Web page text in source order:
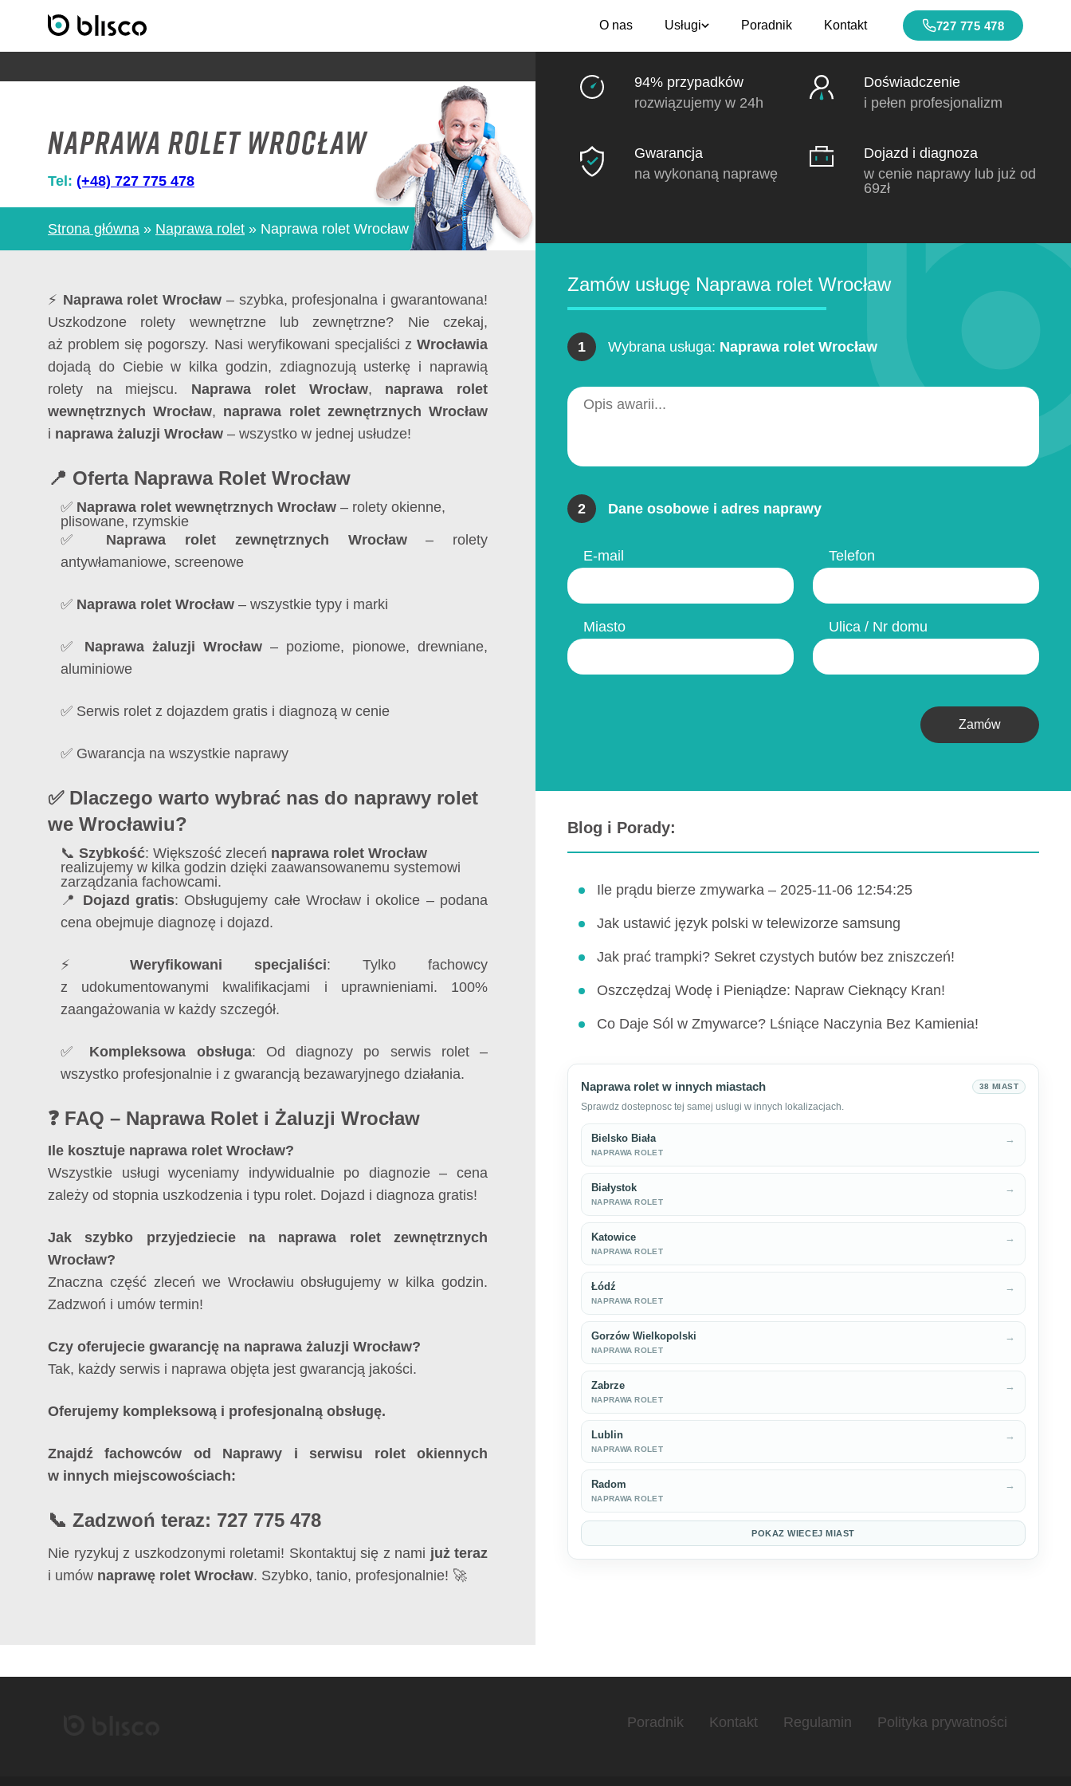
O nas Usługi Poradnik Kontakt 727 775 478
Naprawa rolet Wrocław
Tel: (+48) 727 775 478
Strona główna » Naprawa rolet » Naprawa rolet Wrocław
⚡ Naprawa rolet Wrocław – szybka, profesjonalna i gwarantowana!
Uszkodzone rolety wewnętrzne lub zewnętrzne? Nie czekaj,
aż problem się pogorszy. Nasi weryfikowani specjaliści z Wrocławia
dojadą do Ciebie w kilka godzin, zdiagnozują usterkę i naprawią
rolety na miejscu. Naprawa rolet Wrocław, naprawa rolet
wewnętrznych Wrocław, naprawa rolet zewnętrznych Wrocław
i naprawa żaluzji Wrocław – wszystko w jednej usłudze!
📍 Oferta Naprawa Rolet Wrocław
✅ Naprawa rolet wewnętrznych Wrocław – rolety okienne,
plisowane, rzymskie
✅ Naprawa rolet zewnętrznych Wrocław– rolety
antywłamaniowe, screenowe
✅ Naprawa rolet Wrocław – wszystkie typy i marki
✅ Naprawa żaluzji Wrocław – poziome, pionowe, drewniane,
aluminiowe
✅ Serwis rolet z dojazdem gratis i diagnozą w cenie
✅ Gwarancja na wszystkie naprawy
✅ Dlaczego warto wybrać nas do naprawy rolet
we Wrocławiu?
📞 Szybkość: Większość zleceń naprawa rolet Wrocław
realizujemy w kilka godzin dzięki zaawansowanemu systemowi
zarządzania fachowcami.
📍 Dojazd gratis: Obsługujemy całe Wrocław i okolice – podana
cena obejmuje diagnozę i dojazd.
⚡ Weryfikowani specjaliści: Tylko fachowcy
z udokumentowanymi kwalifikacjami i uprawnieniami. 100%
zaangażowania w każdy szczegół.
✅ Kompleksowa obsługa: Od diagnozy po serwis rolet –
wszystko profesjonalnie i z gwarancją bezawaryjnego działania.
❓ FAQ – Naprawa Rolet i Żaluzji Wrocław
Ile kosztuje naprawa rolet Wrocław?
Wszystkie usługi wyceniamy indywidualnie po diagnozie – cena
zależy od stopnia uszkodzenia i typu rolet. Dojazd i diagnoza gratis!
Jak szybko przyjedziecie na naprawa rolet zewnętrznych
Wrocław?
Znaczna część zleceń we Wrocławiu obsługujemy w kilka godzin.
Zadzwoń i umów termin!
Czy oferujecie gwarancję na naprawa żaluzji Wrocław?
Tak, każdy serwis i naprawa objęta jest gwarancją jakości.
Oferujemy kompleksową i profesjonalną obsługę.
Znajdź fachowców od Naprawy i serwisu rolet okiennych
w innych miejscowościach:
📞 Zadzwoń teraz: 727 775 478
Nie ryzykuj z uszkodzonymi roletami! Skontaktuj się z nami już teraz
i umów naprawę rolet Wrocław. Szybko, tanio, profesjonalnie! 🚀
94% przypadków
rozwiązujemy w 24h
Doświadczenie
i pełen profesjonalizm
Gwarancja
na wykonaną naprawę
Dojazd i diagnoza
w cenie naprawy lub już od
69zł
Zamów usługę Naprawa rolet Wrocław
1 Wybrana usługa: Naprawa rolet Wrocław
2 Dane osobowe i adres naprawy
E-mail Telefon
Miasto Ulica / Nr domu
Zamów
Blog i Porady:
Ile prądu bierze zmywarka – 2025-11-06 12:54:25
Jak ustawić język polski w telewizorze samsung
Jak prać trampki? Sekret czystych butów bez zniszczeń!
Oszczędzaj Wodę i Pieniądze: Napraw Cieknący Kran!
Co Daje Sól w Zmywarce? Lśniące Naczynia Bez Kamienia!
Naprawa rolet w innych miastach 38 MIAST
Sprawdz dostepnosc tej samej uslugi w innych lokalizacjach.
Bielsko Biała
NAPRAWA ROLET
→
Białystok
NAPRAWA ROLET
→
Katowice
NAPRAWA ROLET
→
Łódź
NAPRAWA ROLET
→
Gorzów Wielkopolski
NAPRAWA ROLET
→
Zabrze
NAPRAWA ROLET
→
Lublin
NAPRAWA ROLET
→
Radom
NAPRAWA ROLET
→
POKAZ WIECEJ MIAST
Poradnik Kontakt Regulamin Polityka prywatności